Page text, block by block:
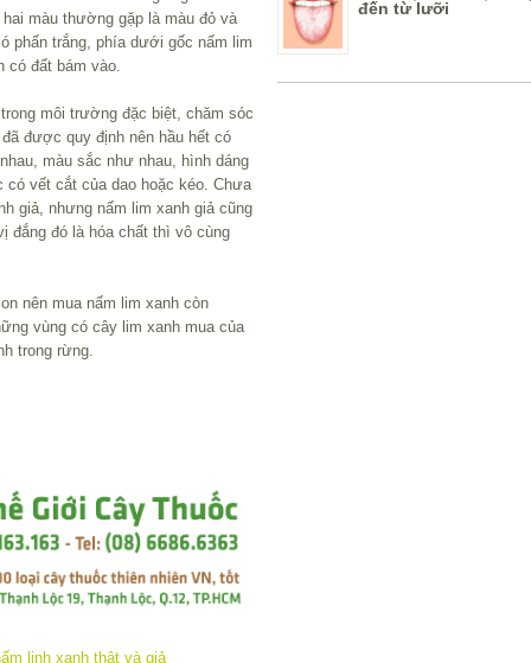
màu thường gặp là màu đỏ và
phấn trắng, phía dưới gốc nấm lim
đất bám vào.
môi trường đặc biệt, chăm sóc
được quy định nên hầu hết có
màu sắc như nhau, hình dáng
có vết cắt của dao hoặc kéo. Chưa
giả, nhưng nấm lim xanh giả cũng
đắng đó là hóa chất thì vô cùng
nên mua nấm lim xanh còn
vùng có cây lim xanh mua của
trong rừng.
đến từ lưỡi